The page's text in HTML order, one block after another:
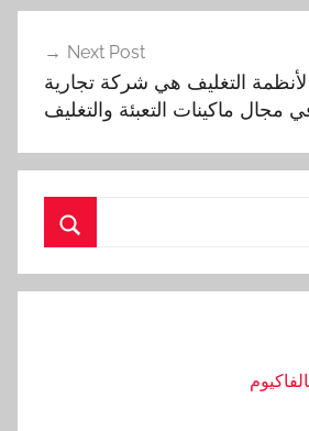
Next Post
لأنظمة التغليف هي شركة تجارية
ماكينات التعبئة والتغليف